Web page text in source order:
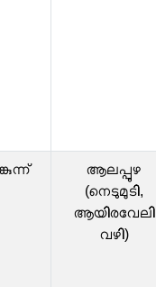
ആലപ്പുഴ
(നെടുമുടി,
ആയിരവേലി
വഴി)